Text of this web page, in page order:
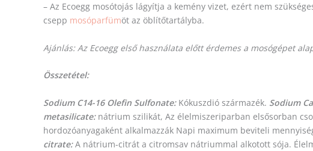
– Az Ecoegg mosótojás lágyítja a kemény vizet, ezért nem
csepp mosóparfümöt az öblítőtartályba.
Ajánlás: Az Ecoegg első használata előtt érdemes a mosógépet
Összetétel:
Sodium C14-16 Olefin Sulfonate:Kókuszdió származék. Sodium
metasilicate:nátrium szilikát, Az élelmiszeriparban elsősorban
hordozóanyagaként alkalmazzák Napi maximum beviteli
citrate:A nátrium-citrát a citromsav nátriummal alkotott sója.